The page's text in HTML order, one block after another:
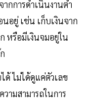
กการดำเนินงานต่ำ
อยู่ เช่น เก็บเงินจาก
หรือมีเงินจมอยู่ใน
ด้ ไม่ได้ดูแค่ตัวเลข
ามสามารถในการ